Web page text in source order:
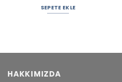
SEPETE EKLE
HAKKIMIZDA